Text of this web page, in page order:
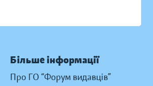
Більше інформації
Про ГО “Форум видавців”